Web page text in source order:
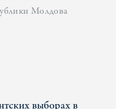
Молдова
выборах в